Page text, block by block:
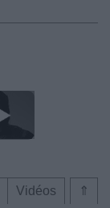
⇑
Vidéos